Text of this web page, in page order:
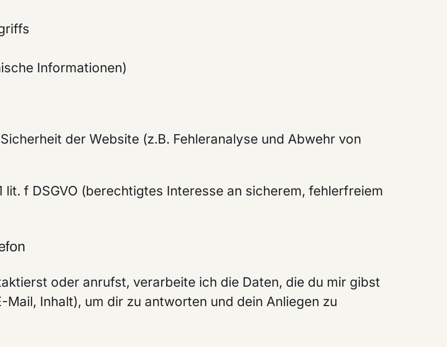
Informationen)
der Website (z.B. Fehleranalyse und Abwehr von
lit. f DSGVO (berechtigtes Interesse an sicherem, fehlerfreiem
oder anrufst, verarbeite ich die Daten, die du mir gibst
Mail, Inhalt), um dir zu antworten und dein Anliegen zu